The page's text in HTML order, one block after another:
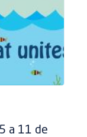
a 11 de